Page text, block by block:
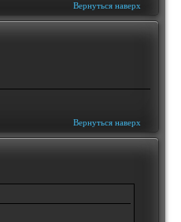
Вернуться наверх
Вернуться наверх